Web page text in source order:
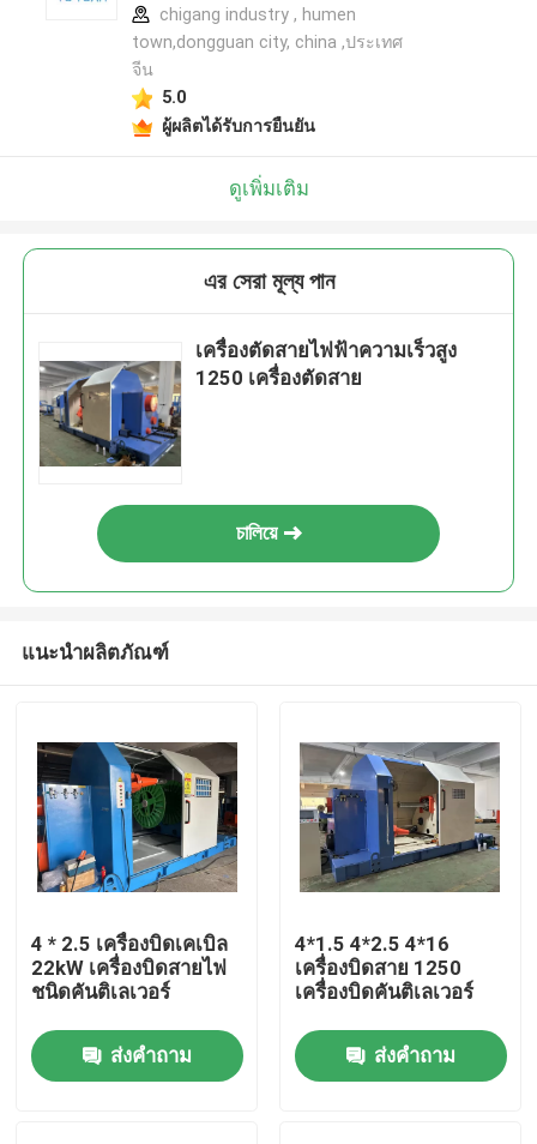
chigang industry , humen
town,dongguan city, china ,ประเทศ
จีน
5.0
ผู้ผลิตได้รับการยืนยัน
ดูเพิ่มเติม
এর সেরা মূল্য পান
เครื่องตัดสายไฟฟ้าความเร็วสูง
1250 เครื่องตัดสาย
চালিয়ে
แนะนำผลิตภัณฑ์
4 * 2.5 เครื่องบิดเคเบิล
22kW เครื่องบิดสายไฟ
ชนิดคันติเลเวอร์
ส่งคำถาม
4*1.5 4*2.5 4*16
เครื่องบิดสาย 1250
เครื่องบิดคันติเลเวอร์
ส่งคำถาม